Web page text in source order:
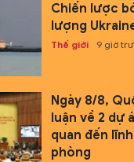
Chiến lược
lượng
Thế giới 9 giờ
Ngày 8/8,
luận về 2 dự
quan đến
phòng